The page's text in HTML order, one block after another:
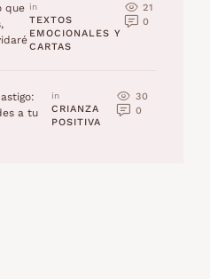
que in
TEXTOS
EMOCIONALES Y
CARTAS
21
0
a tu
in
CRIANZA
POSITIVA
30
0